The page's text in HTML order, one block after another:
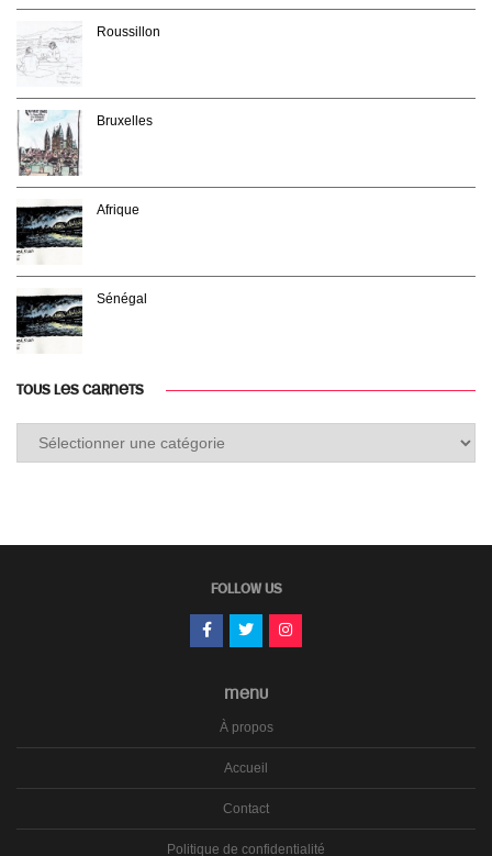
Roussillon
Bruxelles
Afrique
Sénégal
TOUS LES CARNETS
FOLLOW US
MENU
À propos
Accueil
Contact
Politique de confidentialité